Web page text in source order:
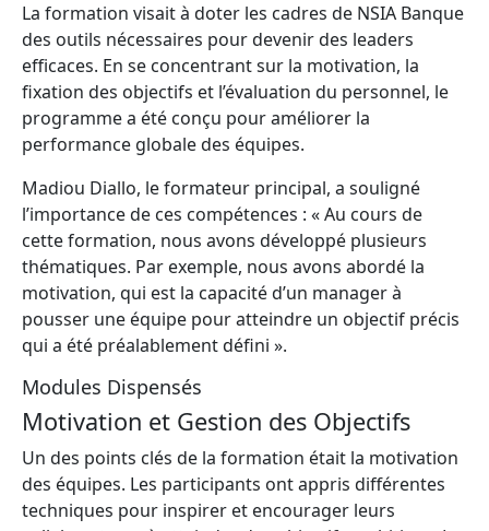
La formation visait à doter les cadres de NSIA Banque
des outils nécessaires pour devenir des leaders
efficaces. En se concentrant sur la motivation, la
fixation des objectifs et l’évaluation du personnel, le
programme a été conçu pour améliorer la
performance globale des équipes.
Madiou Diallo, le formateur principal, a souligné
l’importance de ces compétences : « Au cours de
cette formation, nous avons développé plusieurs
thématiques. Par exemple, nous avons abordé la
motivation, qui est la capacité d’un manager à
pousser une équipe pour atteindre un objectif précis
qui a été préalablement défini ».
Modules Dispensés
Motivation et Gestion des Objectifs
Un des points clés de la formation était la motivation
des équipes. Les participants ont appris différentes
techniques pour inspirer et encourager leurs